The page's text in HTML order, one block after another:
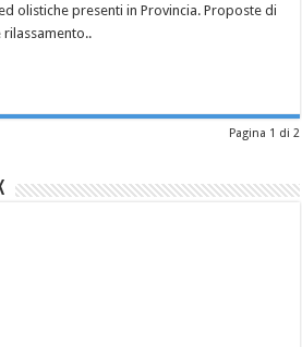
olistiche presenti in Provincia. Proposte di
Pagina 1 di 2